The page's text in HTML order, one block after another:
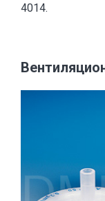
4014.